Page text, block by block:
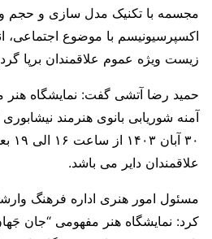
مجسمه با تکنیک مدل سازی و حجم
اکسپرسیونیسم با موضوع اجتماعی،
زیست ویژه عموم علاقمندان برپا
حمید رضا آتشی گفت: نمایشگاه هنر
۳۰
علاقمندان دایر می باشد.
مسئول امور هنری اداره فرهنگ
کرد: نمایشگاه هنر مفهومی “جان